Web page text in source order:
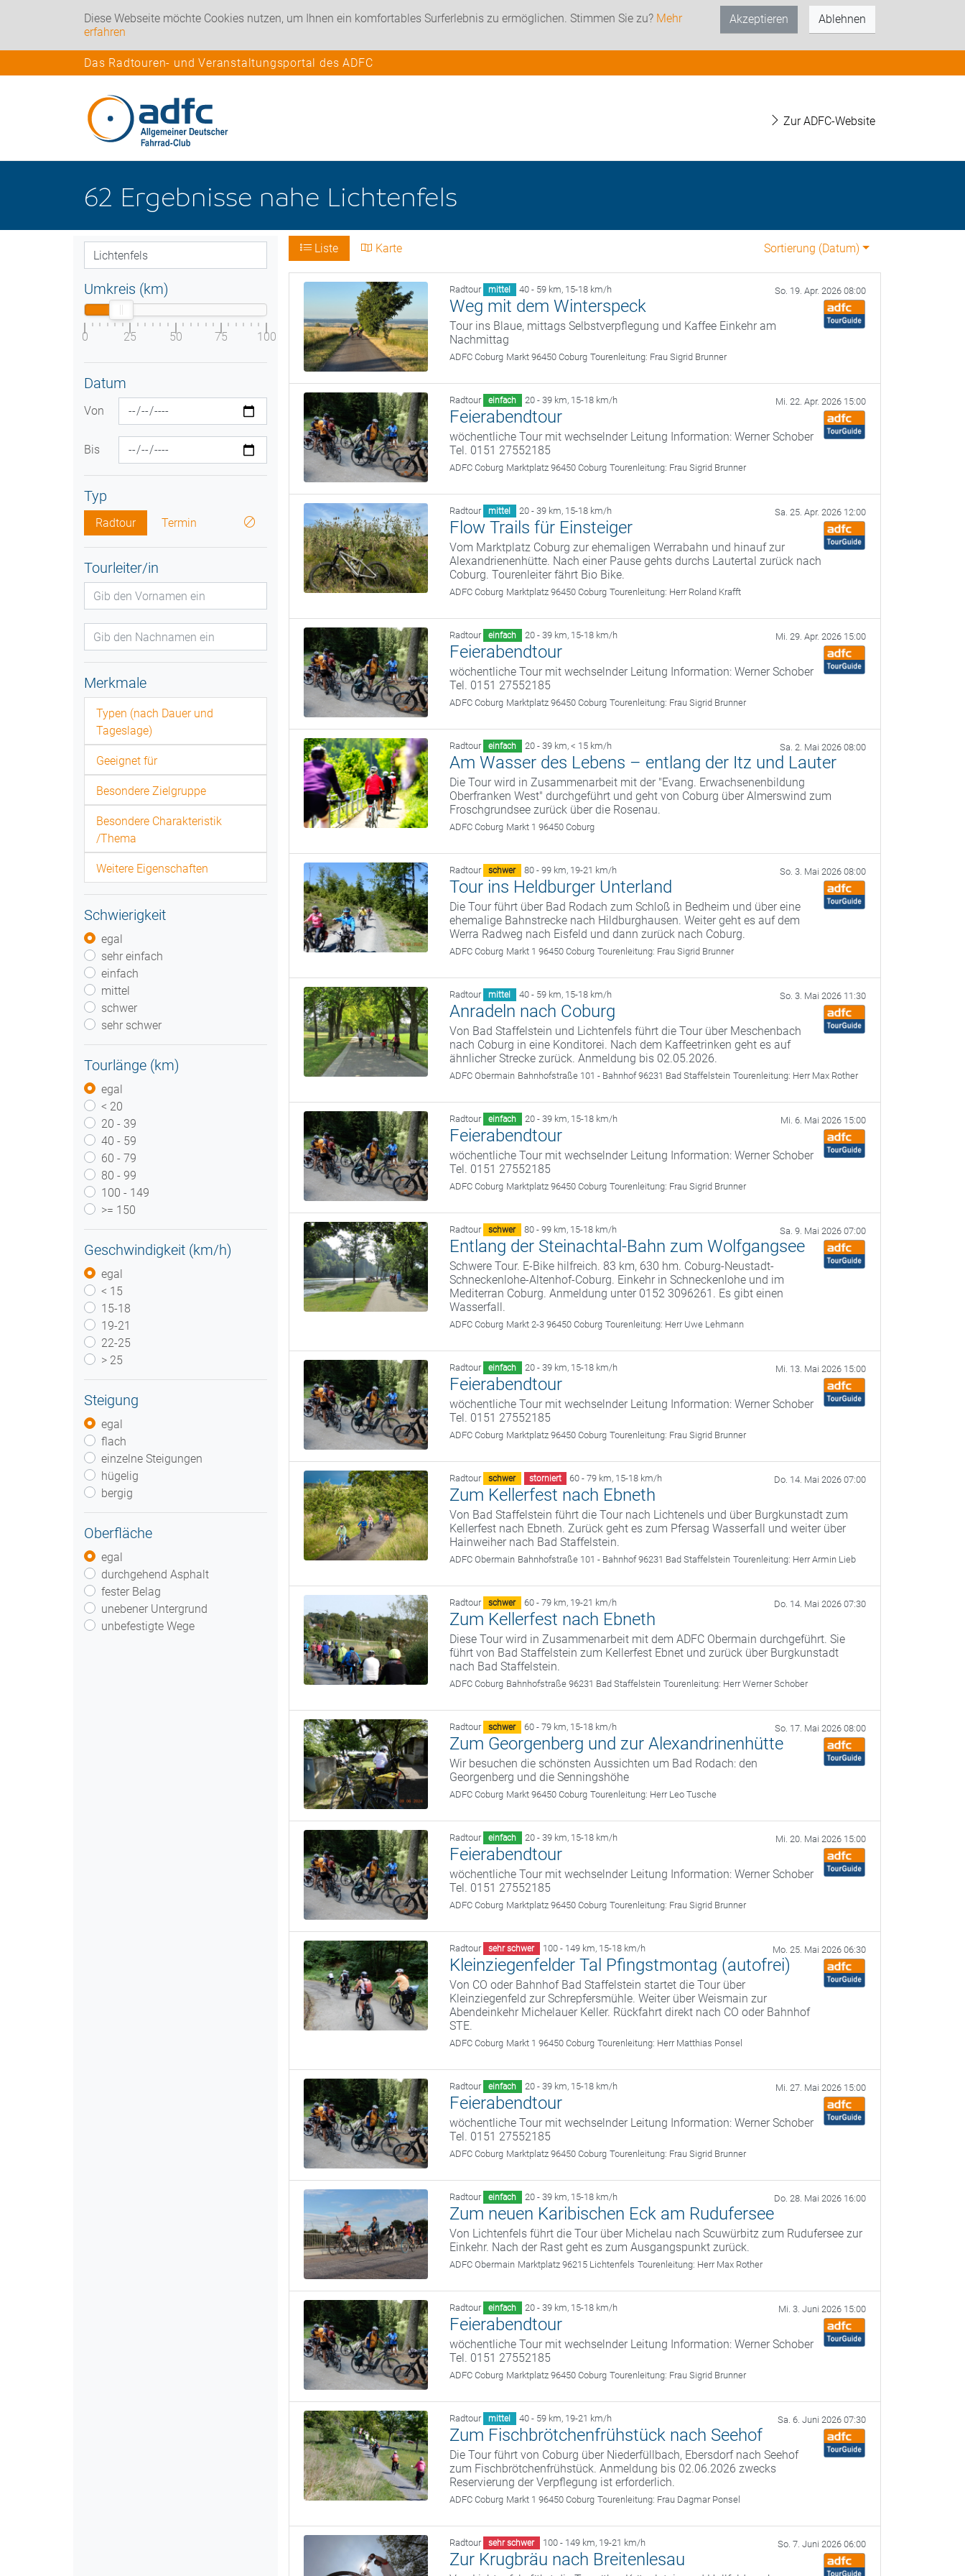
Diese Webseite möchte Cookies nutzen, um Ihnen ein komfortables Surferlebnis zu ermöglichen. Stimmen Sie zu? Mehr
erfahren
Akzeptieren Ablehnen
Das Radtouren- und Veranstaltungsportal des ADFC
Zur ADFC-Website
62 Ergebnisse nahe Lichtenfels
Umkreis (km)
0 25 50 75 100
Datum
Von
Bis
Typ
Radtour Termin
Tourleiter/in
Merkmale
Typen (nach Dauer und
Tageslage)
Geeignet für
Besondere Zielgruppe
Besondere Charakteristik
/Thema
Weitere Eigenschaften
Schwierigkeit
egal
sehr einfach
einfach
mittel
schwer
sehr schwer
Tourlänge (km)
egal
< 20
20 - 39
40 - 59
60 - 79
80 - 99
100 - 149
>= 150
Geschwindigkeit (km/h)
egal
< 15
15-18
19-21
22-25
> 25
Steigung
egal
flach
einzelne Steigungen
hügelig
bergig
Oberfläche
egal
durchgehend Asphalt
fester Belag
unebener Untergrund
unbefestigte Wege
Liste Karte Sortierung (Datum)
Radtour mittel 40 - 59 km, 15-18 km/h So. 19. Apr. 2026 08:00
Weg mit dem Winterspeck
Tour ins Blaue, mittags Selbstverpflegung und Kaffee Einkehr am
Nachmittag
ADFC Coburg Markt 96450 Coburg Tourenleitung: Frau Sigrid Brunner
Radtour einfach 20 - 39 km, 15-18 km/h Mi. 22. Apr. 2026 15:00
Feierabendtour
wöchentliche Tour mit wechselnder Leitung Information: Werner Schober
Tel. 0151 27552185
ADFC Coburg Marktplatz 96450 Coburg Tourenleitung: Frau Sigrid Brunner
Radtour mittel 20 - 39 km, 15-18 km/h Sa. 25. Apr. 2026 12:00
Flow Trails für Einsteiger
Vom Marktplatz Coburg zur ehemaligen Werrabahn und hinauf zur
Alexandrienenhütte. Nach einer Pause gehts durchs Lautertal zurück nach
Coburg. Tourenleiter fährt Bio Bike.
ADFC Coburg Marktplatz 96450 Coburg Tourenleitung: Herr Roland Krafft
Radtour einfach 20 - 39 km, 15-18 km/h Mi. 29. Apr. 2026 15:00
Feierabendtour
wöchentliche Tour mit wechselnder Leitung Information: Werner Schober
Tel. 0151 27552185
ADFC Coburg Marktplatz 96450 Coburg Tourenleitung: Frau Sigrid Brunner
Radtour einfach 20 - 39 km, < 15 km/h Sa. 2. Mai 2026 08:00
Am Wasser des Lebens – entlang der Itz und Lauter
Die Tour wird in Zusammenarbeit mit der "Evang. Erwachsenenbildung
Oberfranken West" durchgeführt und geht von Coburg über Almerswind zum
Froschgrundsee zurück über die Rosenau.
ADFC Coburg Markt 1 96450 Coburg
Radtour schwer 80 - 99 km, 19-21 km/h So. 3. Mai 2026 08:00
Tour ins Heldburger Unterland
Die Tour führt über Bad Rodach zum Schloß in Bedheim und über eine
ehemalige Bahnstrecke nach Hildburghausen. Weiter geht es auf dem
Werra Radweg nach Eisfeld und dann zurück nach Coburg.
ADFC Coburg Markt 1 96450 Coburg Tourenleitung: Frau Sigrid Brunner
Radtour mittel 40 - 59 km, 15-18 km/h So. 3. Mai 2026 11:30
Anradeln nach Coburg
Von Bad Staffelstein und Lichtenfels führt die Tour über Meschenbach
nach Coburg in eine Konditorei. Nach dem Kaffeetrinken geht es auf
ähnlicher Strecke zurück. Anmeldung bis 02.05.2026.
ADFC Obermain Bahnhofstraße 101 - Bahnhof 96231 Bad Staffelstein Tourenleitung: Herr Max Rother
Radtour einfach 20 - 39 km, 15-18 km/h Mi. 6. Mai 2026 15:00
Feierabendtour
wöchentliche Tour mit wechselnder Leitung Information: Werner Schober
Tel. 0151 27552185
ADFC Coburg Marktplatz 96450 Coburg Tourenleitung: Frau Sigrid Brunner
Radtour schwer 80 - 99 km, 15-18 km/h Sa. 9. Mai 2026 07:00
Entlang der Steinachtal-Bahn zum Wolfgangsee
Schwere Tour. E-Bike hilfreich. 83 km, 630 hm. Coburg-Neustadt-
Schneckenlohe-Altenhof-Coburg. Einkehr in Schneckenlohe und im
Mediterran Coburg. Anmeldung unter 0152 3096261. Es gibt einen
Wasserfall.
ADFC Coburg Markt 2-3 96450 Coburg Tourenleitung: Herr Uwe Lehmann
Radtour einfach 20 - 39 km, 15-18 km/h Mi. 13. Mai 2026 15:00
Feierabendtour
wöchentliche Tour mit wechselnder Leitung Information: Werner Schober
Tel. 0151 27552185
ADFC Coburg Marktplatz 96450 Coburg Tourenleitung: Frau Sigrid Brunner
Radtour schwer storniert 60 - 79 km, 15-18 km/h Do. 14. Mai 2026 07:00
Zum Kellerfest nach Ebneth
Von Bad Staffelstein führt die Tour nach Lichtenels und über Burgkunstadt zum
Kellerfest nach Ebneth. Zurück geht es zum Pfersag Wasserfall und weiter über
Hainweiher nach Bad Staffelstein.
ADFC Obermain Bahnhofstraße 101 - Bahnhof 96231 Bad Staffelstein Tourenleitung: Herr Armin Lieb
Radtour schwer 60 - 79 km, 19-21 km/h Do. 14. Mai 2026 07:30
Zum Kellerfest nach Ebneth
Diese Tour wird in Zusammenarbeit mit dem ADFC Obermain durchgeführt. Sie
führt von Bad Staffelstein zum Kellerfest Ebnet und zurück über Burgkunstadt
nach Bad Staffelstein.
ADFC Coburg Bahnhofstraße 96231 Bad Staffelstein Tourenleitung: Herr Werner Schober
Radtour schwer 60 - 79 km, 15-18 km/h So. 17. Mai 2026 08:00
Zum Georgenberg und zur Alexandrinenhütte
Wir besuchen die schönsten Aussichten um Bad Rodach: den
Georgenberg und die Senningshöhe
ADFC Coburg Markt 96450 Coburg Tourenleitung: Herr Leo Tusche
Radtour einfach 20 - 39 km, 15-18 km/h Mi. 20. Mai 2026 15:00
Feierabendtour
wöchentliche Tour mit wechselnder Leitung Information: Werner Schober
Tel. 0151 27552185
ADFC Coburg Marktplatz 96450 Coburg Tourenleitung: Frau Sigrid Brunner
Radtour sehr schwer 100 - 149 km, 15-18 km/h Mo. 25. Mai 2026 06:30
Kleinziegenfelder Tal Pfingstmontag (autofrei)
Von CO oder Bahnhof Bad Staffelstein startet die Tour über
Kleinziegenfeld zur Schrepfersmühle. Weiter über Weismain zur
Abendeinkehr Michelauer Keller. Rückfahrt direkt nach CO oder Bahnhof
STE.
ADFC Coburg Markt 1 96450 Coburg Tourenleitung: Herr Matthias Ponsel
Radtour einfach 20 - 39 km, 15-18 km/h Mi. 27. Mai 2026 15:00
Feierabendtour
wöchentliche Tour mit wechselnder Leitung Information: Werner Schober
Tel. 0151 27552185
ADFC Coburg Marktplatz 96450 Coburg Tourenleitung: Frau Sigrid Brunner
Radtour einfach 20 - 39 km, 15-18 km/h Do. 28. Mai 2026 16:00
Zum neuen Karibischen Eck am Rudufersee
Von Lichtenfels führt die Tour über Michelau nach Scuwürbitz zum Rudufersee zur
Einkehr. Nach der Rast geht es zum Ausgangspunkt zurück.
ADFC Obermain Marktplatz 96215 Lichtenfels Tourenleitung: Herr Max Rother
Radtour einfach 20 - 39 km, 15-18 km/h Mi. 3. Juni 2026 15:00
Feierabendtour
wöchentliche Tour mit wechselnder Leitung Information: Werner Schober
Tel. 0151 27552185
ADFC Coburg Marktplatz 96450 Coburg Tourenleitung: Frau Sigrid Brunner
Radtour mittel 40 - 59 km, 19-21 km/h Sa. 6. Juni 2026 07:30
Zum Fischbrötchenfrühstück nach Seehof
Die Tour führt von Coburg über Niederfüllbach, Ebersdorf nach Seehof
zum Fischbrötchenfrühstück. Anmeldung bis 02.06.2026 zwecks
Reservierung der Verpflegung ist erforderlich.
ADFC Coburg Markt 1 96450 Coburg Tourenleitung: Frau Dagmar Ponsel
Radtour sehr schwer 100 - 149 km, 19-21 km/h So. 7. Juni 2026 06:00
Zur Krugbräu nach Breitenlesau